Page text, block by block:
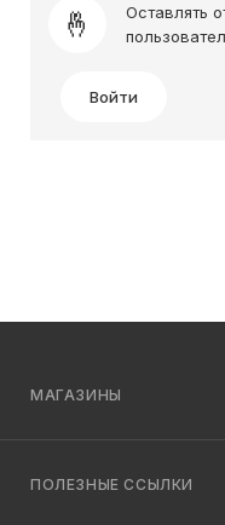
Оставлять
Войти
МАГАЗИНЫ
ПОЛЕЗНЫЕ ССЫЛКИ